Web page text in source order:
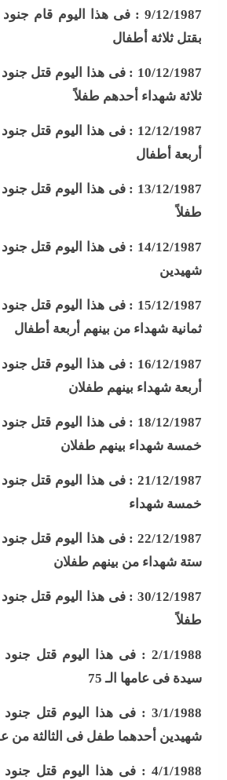
9/12/1987 :
فى هذا اليوم قام جنود
بقتل ثلاثة أطفال
10/12/1987 :
فى هذا اليوم قتل جنود
ثلاثة شهداء أحدهم طفلاً
12/12/1987 :
فى هذا اليوم قتل جنود
أربعة أطفال
13/12/1987 :
فى هذا اليوم قتل جنود
طفلاً
14/12/1987 :
فى هذا اليوم قتل جنود
شهيدين
15/12/1987 :
فى هذا اليوم قتل جنود
ثمانية شهداء من بينهم أربعة أطفال
16/12/1987 :
فى هذا اليوم قتل جنود
أربعة شهداء بينهم طفلان
18/12/1987 :
فى هذا اليوم قتل جنود
خمسة شهداء بينهم طفلان
21/12/1987 :
فى هذا اليوم قتل جنود
خمسة شهداء
22/12/1987 :
فى هذا اليوم قتل جنود
ستة شهداء من بينهم طفلان
30/12/1987 :
فى هذا اليوم قتل جنود
طفلاً
2/1/1988 :
فى هذا اليوم قتل جنود
سيدة فى عامها الـ 75
3/1/1988 :
فى هذا اليوم قتل جنود
شهيدين أحدهما طفل فى الثالثة من
4/1/1988 :
فى هذا اليوم قتل جنود